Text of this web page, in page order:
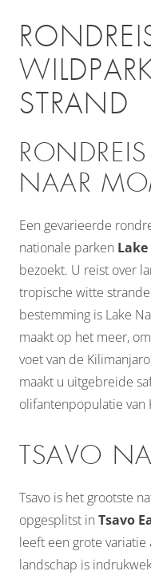
STRAND
NAAR
Een gevarieerde
nationale parken
bezoekt. U reist over
tropische witte
bestemming is Lake
maakt op het meer,
voet van de
maakt u uitgebreide
olifantenpopulatie van
TSAVO
Tsavo is het grootste
opgesplitst in Tsavo
leeft een grote
landschap is